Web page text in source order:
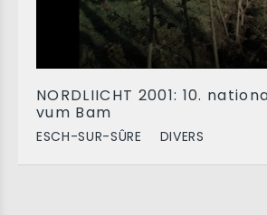
NORDLIICHT 2001: 10.
vum Bam
ESCH-SUR-SÛRE DIVERS